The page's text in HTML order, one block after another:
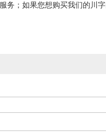
服务；如果您想购买我们的川字